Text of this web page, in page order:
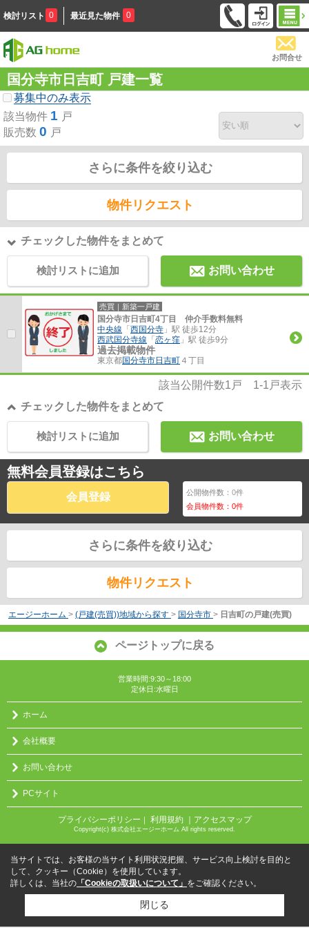
検討リスト 0 最近見た物件 0
お問合せ
国分寺市日吉町 戸建一覧
募集中のみ表示
該当物件 1 戸
販売数 0 戸
さらに条件を絞り込む
物件リクエスト
チェックした物件をまとめて
検討リストに追加 お問い合わせ
売買｜新築一戸建
国分寺市日吉町4丁目 仲介手数料無料
中央線 「 西国分寺 」駅 徒歩12分
西武国分寺線 「 恋ヶ窪 」駅 徒歩9分
過去掲載物件
東京都国分寺市日吉町 ４丁目
該当公開件数1 戸 1-1 戸表示
チェックした物件をまとめて
お問い合わせ
検討リストに追加
無料会員登録はこちら
会員登録 公開物件数：0件
会員物件数：0件
さらに条件を絞り込む
物件リクエスト
エージーホーム > (戸建(売買))地域から探す > 国分寺市 > 日吉町の戸建(売買)
ページトップに戻る
営業時間:9:30～18:00
定休日:水曜日
ホーム
会社概要
お問い合わせ
PCサイト
プライバシーポリシー ｜ 利用規約 ｜アクセスマップ
Copyright(c) 株式会社エージーホーム All rights reserved.
当サイトでは、お客様の当サイト利用状況把握、サービス向上検討を目的と
して、クッキー（Cookie）を使用しています。
詳しくは、当社の 「Cookieの取扱いについて」 をご確認ください。
閉じる